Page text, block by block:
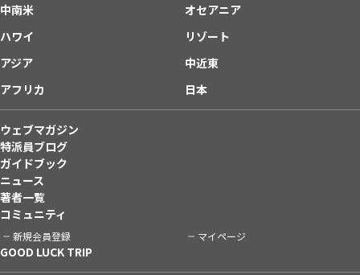
中南米
オセアニア
ハワイ
リゾート
アジア
中近東
アフリカ
日本
ウェブマガジン
特派員ブログ
ガイドブック
ニュース
著者一覧
コミュニティ
新規会員登録 マイページ
GOOD LUCK TRIP